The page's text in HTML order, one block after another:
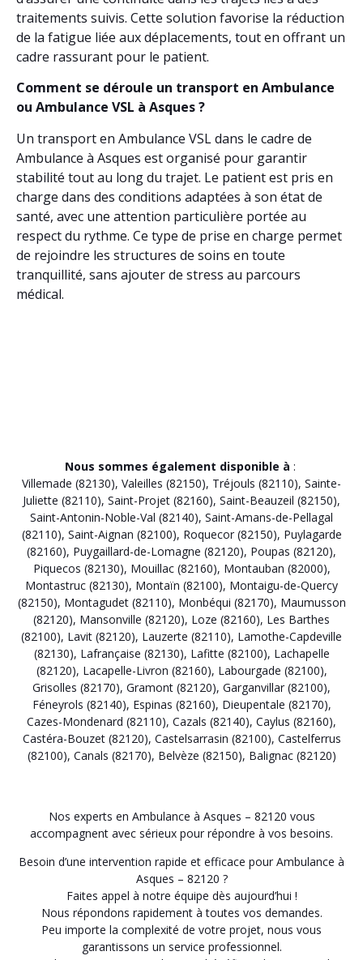
traitements suivis. Cette solution favorise la réduction
de la fatigue liée aux déplacements, tout en offrant un
cadre rassurant pour le patient.
Comment se déroule un transport en Ambulance
ou Ambulance VSL à Asques ?
Un transport en Ambulance VSL dans le cadre de
Ambulance à Asques est organisé pour garantir
stabilité tout au long du trajet. Le patient est pris en
charge dans des conditions adaptées à son état de
santé, avec une attention particulière portée au
respect du rythme. Ce type de prise en charge permet
de rejoindre les structures de soins en toute
tranquillité, sans ajouter de stress au parcours
médical.
Nous sommes également disponible à :
Villemade (82130), Valeilles (82150), Tréjouls (82110), Sainte-
Juliette (82110), Saint-Projet (82160), Saint-Beauzeil (82150),
Saint-Antonin-Noble-Val (82140), Saint-Amans-de-Pellagal
(82110), Saint-Aignan (82100), Roquecor (82150), Puylagarde
(82160), Puygaillard-de-Lomagne (82120), Poupas (82120),
Piquecos (82130), Mouillac (82160), Montauban (82000),
Montastruc (82130), Montaïn (82100), Montaigu-de-Quercy
(82150), Montagudet (82110), Monbéqui (82170), Maumusson
(82120), Mansonville (82120), Loze (82160), Les Barthes
(82100), Lavit (82120), Lauzerte (82110), Lamothe-Capdeville
(82130), Lafrançaise (82130), Lafitte (82100), Lachapelle
(82120), Lacapelle-Livron (82160), Labourgade (82100),
Grisolles (82170), Gramont (82120), Garganvillar (82100),
Féneyrols (82140), Espinas (82160), Dieupentale (82170),
Cazes-Mondenard (82110), Cazals (82140), Caylus (82160),
Castéra-Bouzet (82120), Castelsarrasin (82100), Castelferrus
(82100), Canals (82170), Belvèze (82150), Balignac (82120)
Nos experts en Ambulance à Asques – 82120 vous
accompagnent avec sérieux pour répondre à vos besoins.
Besoin d’une intervention rapide et efficace pour Ambulance à
Asques – 82120 ?
Faites appel à notre équipe dès aujourd’hui !
Nous répondons rapidement à toutes vos demandes.
Peu importe la complexité de votre projet, nous vous
garantissons un service professionnel.